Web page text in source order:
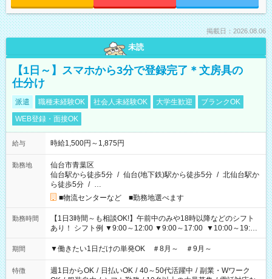
掲載日：2026.08.06
未読
【1日～】スマホから3分で登録完了＊文房具の
仕分け
派遣 職種未経験OK 社会人未経験OK 大学生歓迎
ブランクOK
WEB登録・面接OK
給与 時給1,500円～1,875円
勤務地
仙台市青葉区
仙台駅から徒歩5分 / 仙台(地下鉄)駅から徒歩5分 / 北仙台駅か
ら徒歩5分 / …
■物流センターなど ■勤務地選べます
勤務時間
【1日3時間～も相談OK!】午前中のみや18時以降などのシフト
あり！ シフト例 ▼9:00～12:00 ▼9:00～17:00 ▼10:00～19:00
▼18:00～21:00
期間 ▼働きたい1日だけの単発OK ＃8月～ ＃9月～
特徴 週1日からOK / 日払いOK / 40～50代活躍中 / 副業・Wワーク